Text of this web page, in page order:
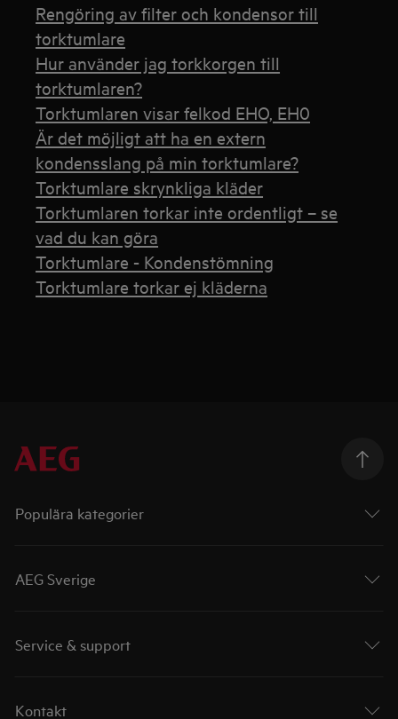
Rengöring av filter och kondensor till
torktumlare
Hur använder jag torkkorgen till
torktumlaren?
Torktumlaren visar felkod EHO, EH0
Är det möjligt att ha en extern
kondensslang på min torktumlare?
Torktumlare skrynkliga kläder
Torktumlaren torkar inte ordentligt – se
vad du kan göra
Torktumlare - Kondenstömning
Torktumlare torkar ej kläderna
Populära kategorier
AEG Sverige
Service & support
Kontakt